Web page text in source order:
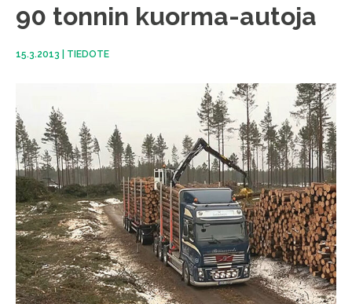
90 tonnin kuorma-autoja
15.3.2013 TIEDOTE